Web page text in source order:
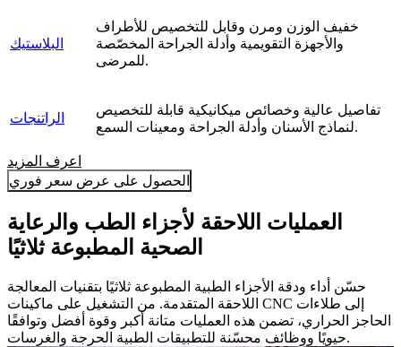
البلاستيك
خفيف الوزن ومرن وقابل للتخصيص للأطراف
والأجهزة التقويمية وأدلة الجراحة المخصّصة
للمرضى.
الراتنجات
تفاصيل عالية وخصائص ميكانيكية قابلة للتخصيص
لنماذج الأسنان وأدلة الجراحة ومعينات السمع.
اعرف المزيد
الحصول على عرض سعر فوري
العمليات اللاحقة لأجزاء الطب والرعاية
الصحية المطبوعة ثلاثيًا
حسّن أداء ودقة الأجزاء الطبية المطبوعة ثلاثيًا بتقنيات المعالجة
اللاحقة المتقدمة. من التشغيل على ماكينات CNC إلى طلاءات
الحاجز الحراري، تضمن هذه العمليات متانة أكبر وقوة أفضل وتوافقًا
حيويًا ووظائف محسّنة للتطبيقات الطبية الحرجة والغرسات.